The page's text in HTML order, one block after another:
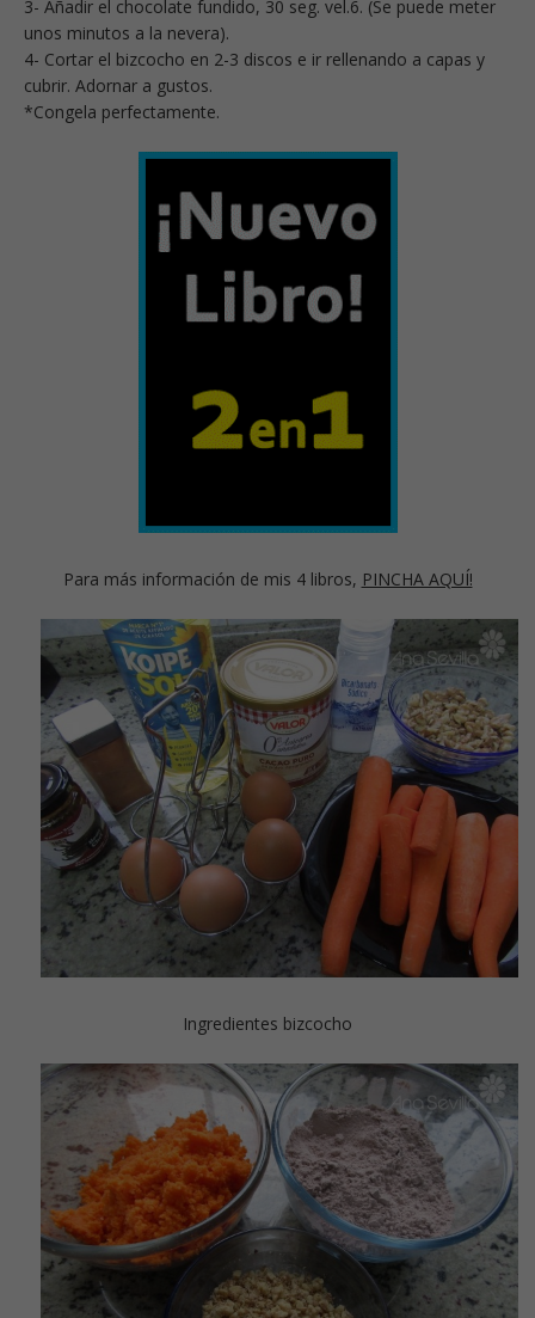
3- Añadir el chocolate fundido, 30 seg. vel.6. (Se puede meter
unos minutos a la nevera).
4- Cortar el bizcocho en 2-3 discos e ir rellenando a capas y
cubrir. Adornar a gustos.
*Congela perfectamente.
Para más información de mis 4 libros, PINCHA AQUÍ!
Ingredientes bizcocho